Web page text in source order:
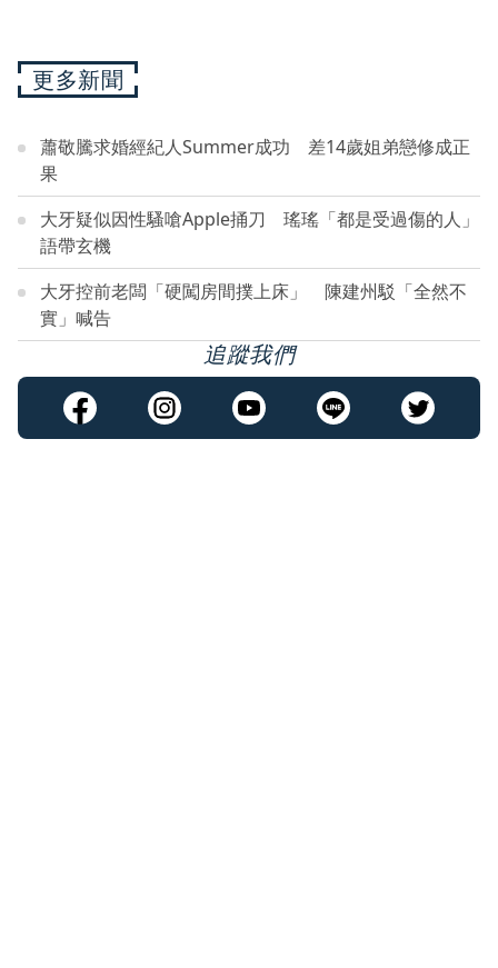
更多新聞
蕭敬騰求婚經紀人Summer成功 差14歲姐弟戀修成正
果
大牙疑似因性騷嗆Apple捅刀 瑤瑤「都是受過傷的人」
語帶玄機
大牙控前老闆「硬闖房間撲上床」 陳建州駁「全然不
實」喊告
追蹤我們